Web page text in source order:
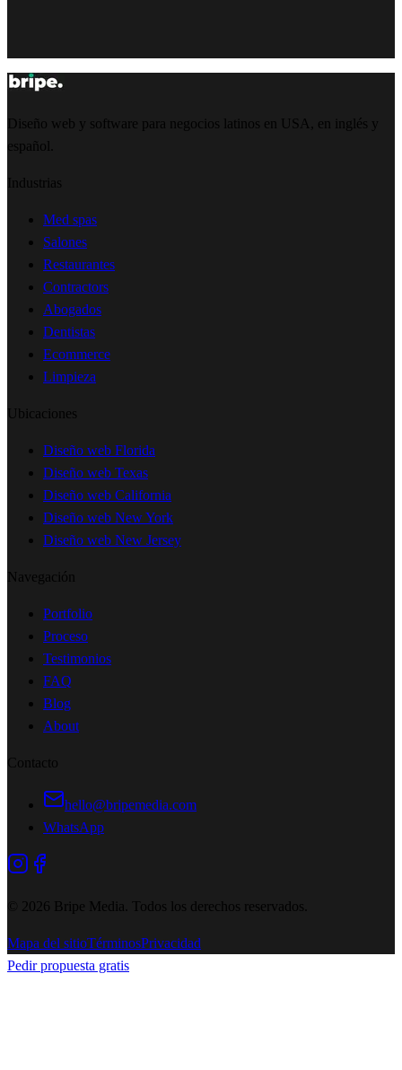
Diseño web y software para negocios latinos en USA, en inglés y
español.
Industrias
Med spas
Salones
Restaurantes
Contractors
Abogados
Dentistas
Ecommerce
Limpieza
Ubicaciones
Diseño web Florida
Diseño web Texas
Diseño web California
Diseño web New York
Diseño web New Jersey
Navegación
Portfolio
Proceso
Testimonios
FAQ
Blog
About
Contacto
hello@bripemedia.com
WhatsApp
© 2026 Bripe Media. Todos los derechos reservados
Mapa del sitioTérminosPrivacidad
Pedir propuesta gratis